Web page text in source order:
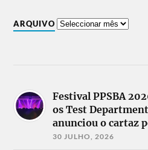
ARQUIVO
Festival PPSBA
os Test
anunciou o cartaz
30 JULHO, 2026